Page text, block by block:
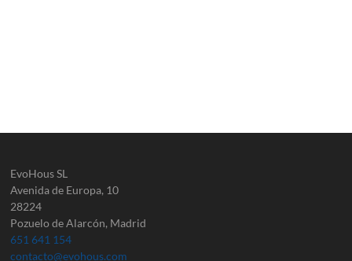
EvoHous SL
Avenida de Europa, 10
28224
Pozuelo de Alarcón, Madrid
651 641 154
contacto@evohous.com